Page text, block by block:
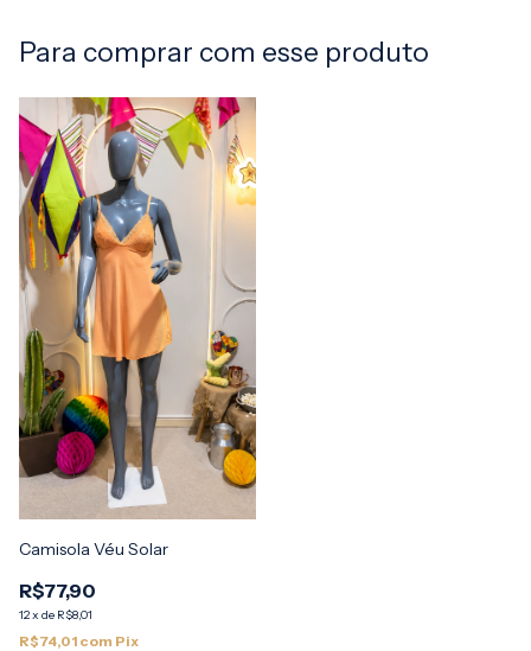
Para comprar com esse produto
Camisola Véu Solar
R$77,90
12x de R$8,01
R$74,01 com Pix